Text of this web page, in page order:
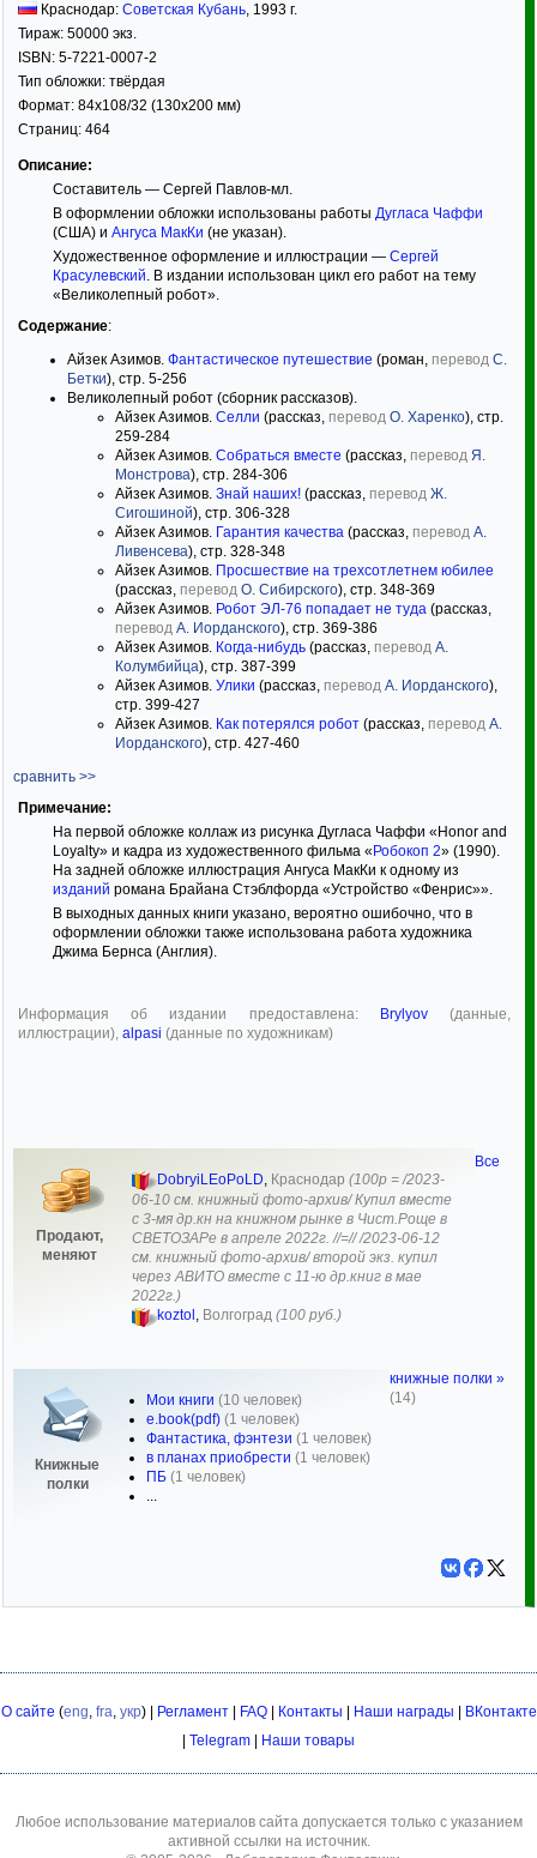
Краснодар: Советская Кубань, 1993 г.
Тираж: 50000 экз.
ISBN: 5-7221-0007-2
Тип обложки: твёрдая
Формат: 84x108/32 (130x200 мм)
Страниц: 464
Описание:
Составитель — Сергей Павлов-мл.
В оформлении обложки использованы работы Дугласа Чаффи
(США) и Ангуса МакКи (не указан).
Художественное оформление и иллюстрации — Сергей
Красулевский. В издании использован цикл его работ на тему
«Великолепный робот».
Содержание:
Айзек Азимов. Фантастическое путешествие (роман, перевод С.
Бетки), стр. 5-256
Великолепный робот (сборник рассказов).
Айзек Азимов. Селли (рассказ, перевод О. Харенко), стр.
259-284
Айзек Азимов. Собраться вместе (рассказ, перевод Я.
Монстрова), стр. 284-306
Айзек Азимов. Знай наших! (рассказ, перевод Ж.
Сигошиной), стр. 306-328
Айзек Азимов. Гарантия качества (рассказ, перевод А.
Ливенсева), стр. 328-348
Айзек Азимов. Просшествие на трехсотлетнем юбилее
(рассказ, перевод О. Сибирского), стр. 348-369
Айзек Азимов. Робот ЭЛ-76 попадает не туда (рассказ,
перевод А. Иорданского), стр. 369-386
Айзек Азимов. Когда-нибудь (рассказ, перевод А.
Колумбийца), стр. 387-399
Айзек Азимов. Улики (рассказ, перевод А. Иорданского),
стр. 399-427
Айзек Азимов. Как потерялся робот (рассказ, перевод А.
Иорданского), стр. 427-460
сравнить >>
Примечание:
На первой обложке коллаж из рисунка Дугласа Чаффи «Honor and
Loyalty» и кадра из художественного фильма « Робокоп 2» (1990).
На задней обложке иллюстрация Ангуса МакКи к одному из
изданий романа Брайана Стэблфорда «Устройство «Фенрис»».
В выходных данных книги указано, вероятно ошибочно, что в
оформлении обложки также использована работа художника
Джима Бернса (Англия).
Информация об издании предоставлена: Brylyov(данные,
иллюстрации), alpasi (данные по художникам)
Продают,
меняют
DobryiLEoPoLD, Краснодар (100р = /2023-
06-10 см. книжный фото-архив/ Купил вместе
с 3-мя др.кн на книжном рынке в Чист.Роще в
СВЕТОЗАРе в апреле 2022г. //=// /2023-06-12
см. книжный фото-архив/ второй экз. купил
через АВИТО вместе с 11-ю др.книг в мае
2022г.)
koztol , Волгоград (100 руб.)
Книжные
полки
Мои книги (10 человек)
e.book(pdf) (1 человек)
Фантастика, фэнтези (1 человек)
в планах приобрести (1 человек)
ПБ (1 человек)
...
Все
книжные полки »
(14)
О сайте (eng, fra, укр) | Регламент| FAQ| Контакты Наши награды
ВКонтакте
Telegram Наши товары
Любое использование материалов сайта допускается только с указанием
активной ссылки на источник.